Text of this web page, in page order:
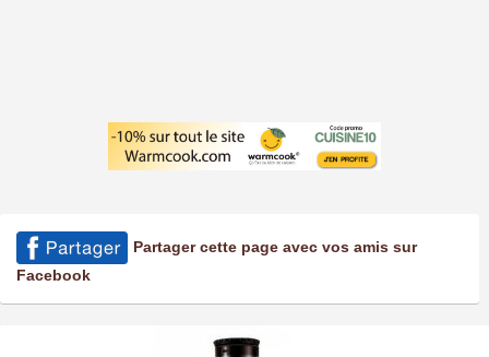
Partager cette page avec vos amis sur
Facebook